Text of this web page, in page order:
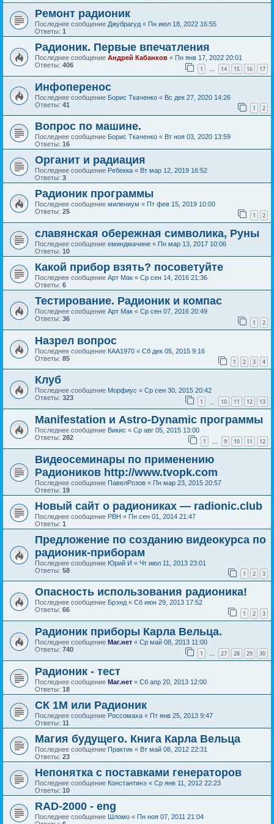
Ремонт радионик
Последнее сообщение Джубрагуд « Пн июл 18, 2022 16:55
Ответы: 1
Радионик. Первые впечатления
Последнее сообщение Андрей Кабанков « Пн янв 17, 2022 20:01
Ответы: 406 1 … 14 15 16 17
Инфоперенос
Последнее сообщение Борис Ткаченко « Вс дек 27, 2020 14:26
Ответы: 41 1 2
Вопрос по машине.
Последнее сообщение Борис Ткаченко « Вт ноя 03, 2020 13:59
Ответы: 16
Органит и радиация
Последнее сообщение Ребекка « Вт мар 12, 2019 16:52
Ответы: 3
Радионик программы
Последнее сообщение милениум « Пт фев 15, 2019 10:00
Ответы: 25 1 2
славянская обережная символика, Руны
Последнее сообщение еминдмачине « Пн мар 13, 2017 10:06
Ответы: 10
Какой прибор взять? посоветуйте
Последнее сообщение Арт Мак « Ср сен 14, 2016 21:36
Ответы: 6
Тестирование. Радионик и компас
Последнее сообщение Арт Мак « Ср сен 07, 2016 20:49
Ответы: 36 1 2
Назрел вопрос
Последнее сообщение КАА1970 « Сб дек 05, 2015 9:16
Ответы: 85 1 2 3 4
Клуб
Последнее сообщение Морфиус « Ср сен 30, 2015 20:42
Ответы: 323 1 10 11 12 13
Manifestation и Astro-Dynamic программы
Последнее сообщение Викис « Ср авг 05, 2015 13:00
Ответы: 282 1 … 9 10 11 12
Видеосеминары по применению
Радиоников http://www.tvopk.com
Последнее сообщение ПавелРозов « Пн мар 23, 2015 20:57
Ответы: 19
Новый сайт о радиониках — radionic.club
Последнее сообщение РВН « Пн сен 01, 2014 21:47
Ответы: 1
Предложение по созданию видеокурса по
радионик-приборам
Последнее сообщение Юрий И « Чт июл 11, 2013 23:01
Ответы: 58 1 2 3
Опасность использования радионика!
Последнее сообщение Брэнд « Сб июн 29, 2013 17:52
Ответы: 66 1 2 3
Радионик приборы Карла Вельца.
Последнее сообщение Маг.нет « Ср май 08, 2013 11:00
Ответы: 740 1 … 27 28 29 30
Радионик - тест
Последнее сообщение Маг.нет « Сб апр 20, 2013 12:00
Ответы: 18
СК 1М или Радионик
Последнее сообщение Россомаха « Пт янв 25, 2013 9:47
Ответы: 11
Магия будущего. Книга Карла Вельца
Последнее сообщение Практик « Вт май 08, 2012 22:31
Ответы: 23
Непонятка с поставками генераторов
Последнее сообщение Константинэ « Ср янв 11, 2012 22:23
Ответы: 10
RAD-2000 - eng
Последнее сообщение Шломо « Пн ноя 07, 2011 21:04